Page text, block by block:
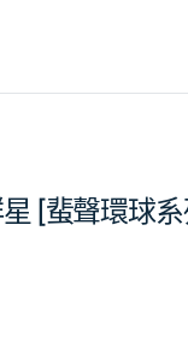
[蜚聲環球